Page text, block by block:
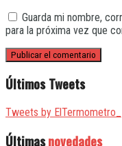
Guarda mi nombre,
para la próxima vez que
Últimos Tweets
Tweets by ElTermometro_
Últimasnovedades